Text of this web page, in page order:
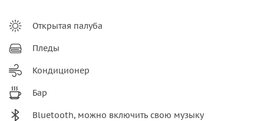
Открытая палуба
Пледы
Кондиционер
Бар
Bluetooth, можно включить свою музыку